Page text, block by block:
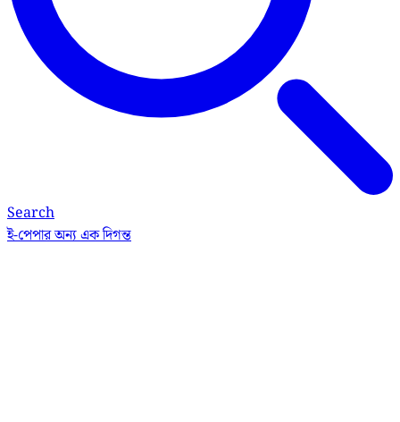
Search
ই-পেপারঅন্য এক দিগন্ত